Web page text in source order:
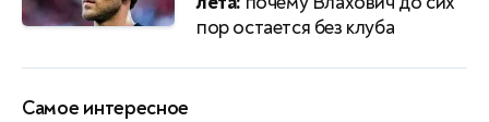
пор остается без клуба
Самое интересное